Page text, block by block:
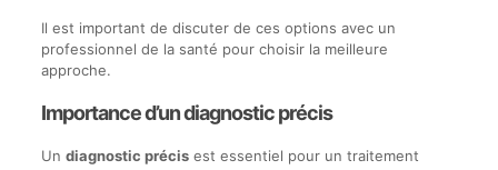
Il est important de discuter de ces options avec un
professionnel de la santé pour choisir la meilleure
approche.
Importance d’un diagnostic précis
Un diagnostic précisest essentiel pour un traitement